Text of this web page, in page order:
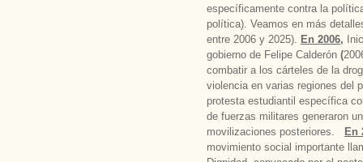
específicamente contra la
política). Veamos en más
entre 2006 y 2025). En 2006,
gobierno de Felipe Calderón (
combatir a los cárteles de la
violencia en varias regiones del
protesta estudiantil específica
de fuerzas militares generaron
movilizaciones posteriores.
En
movimiento social importante